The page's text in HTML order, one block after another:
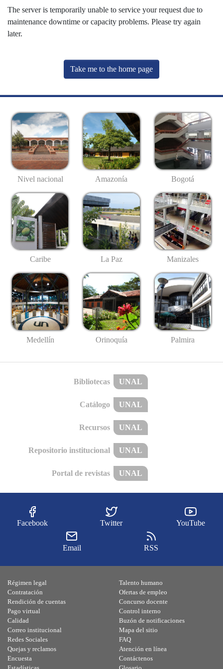
The server is temporarily unable to service your request due to
maintenance downtime or capacity problems. Please try again
later.
Take me to the home page
Nivel nacional Amazonía Bogotá
Caribe La Paz Manizales
Medellín Orinoquía Palmira
Bibliotecas UNAL
Catálogo UNAL
Recursos UNAL
Repositorio institucional UNAL
Portal de revistas UNAL
Facebook Twitter YouTube
Email RSS
Régimen legal
Contratación
Rendición de cuentas
Pago virtual
Calidad
Talento humano
Ofertas de empleo
Concurso docente
Control interno
Buzón de notificaciones
Correo institucional
Redes Sociales
Quejas y reclamos
Encuesta
Mapa del sitio
FAQ
Atención en línea
Contáctenos